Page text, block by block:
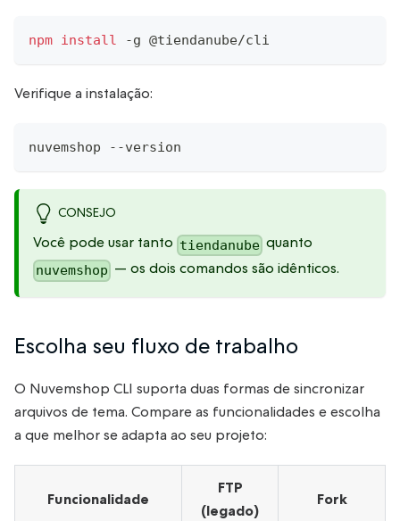
npm install -g @tiendanube/cli
Verifique a instalação:
nuvemshop --version
CONSEJO
Você pode usar tanto tiendanube quanto
nuvemshop — os dois comandos são idênticos.
Escolha seu fluxo de trabalho
O Nuvemshop CLI suporta duas formas de sincronizar
arquivos de tema. Compare as funcionalidades e escolha
a que melhor se adapta ao seu projeto:
Funcionalidade
FTP
(legado)
Fork